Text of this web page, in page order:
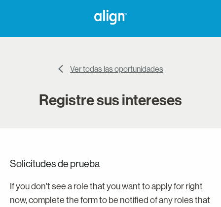
Ver todas las oportunidades
Registre sus intereses
Solicitudes de prueba
If you don't see a role that you want to apply for right
now, complete the form to be notified of any roles that